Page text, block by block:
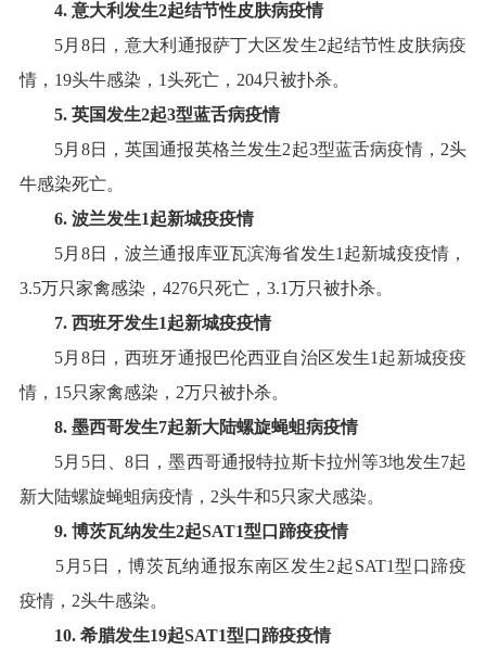
4. 意大利发生2起结节性皮肤病疫情
5月 8日，意大利通报萨丁大区发生2起结节性皮肤病疫
情， 19头牛感染， 1头死亡， 204只被扑杀。
5. 英国发生2起3型蓝舌病疫情
5月 8日，英国通报英格兰发生2起3型蓝舌病疫情， 2头
牛感染死亡。
6. 波兰发生1起新城疫疫情
5月 8日，波兰通报库亚瓦滨海省发生1 起新城疫疫情 ，
3.5万只家禽感染， 4276只死亡， 3.1万只被扑杀。
7. 西班牙发生1起新城疫疫情
5月 8日，西班牙通报巴伦西亚自治区发生1 起新城疫疫
情， 15只家禽感染， 2万只被扑杀。
8. 墨西哥发生7起新大陆螺旋蝇蛆病疫情
5月 5日、 8日，墨西哥通报特拉斯卡拉州等3地发生7起
新大陆螺旋蝇蛆病疫情， 2头牛和5只家犬感染。
9. 博茨瓦纳发生2起SAT1型口蹄疫疫情
5 月 5 日，博茨瓦纳通报东南区发生2起SAT1型口蹄疫
疫情， 2头牛感染。
10. 希腊发生19起SAT1型口蹄疫疫情